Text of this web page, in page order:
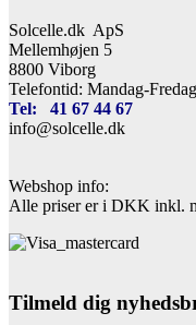
Solcelle.dk ApS
Mellemhøjen 5
8800 Viborg
Telefontid: Mandag-
Tel: 41 67 44 67
info@solcelle.dk
Webshop info:
Alle priser er i DKK inkl.
Tilmeld dig